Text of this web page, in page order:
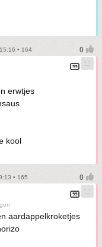
• 164
erwtjes
kool
• 165
aardappelkroketjes